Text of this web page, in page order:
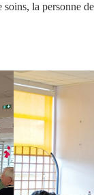
la personne